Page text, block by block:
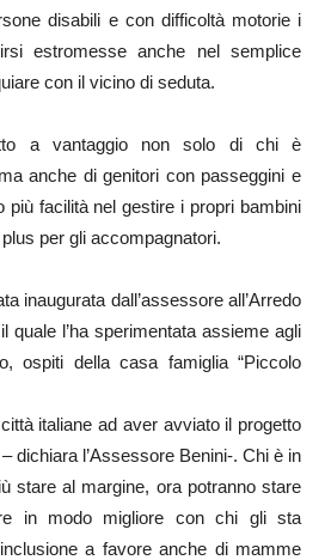
disabili e con difficoltà motorie i
estromesse anche nel semplice
con il vicino di seduta.
a vantaggio non solo di chi è
anche di genitori con passeggini e
più facilità nel gestire i propri bambini
per gli accompagnatori.
inaugurata dall’assessore all’Arredo
quale l’ha sperimentata assieme agli
ospiti della casa famiglia “Piccolo
italiane ad aver avviato il progetto
dichiara l’Assessore Benini-. Chi è in
stare al margine, ora potranno stare
in modo migliore con chi gli sta
a favore anche di mamme